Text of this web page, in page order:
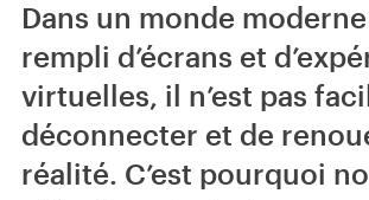
Dans un monde
rempli d’écrans et
virtuelles, il n’est pas
déconnecter et de
réalité. C’est pourquoi